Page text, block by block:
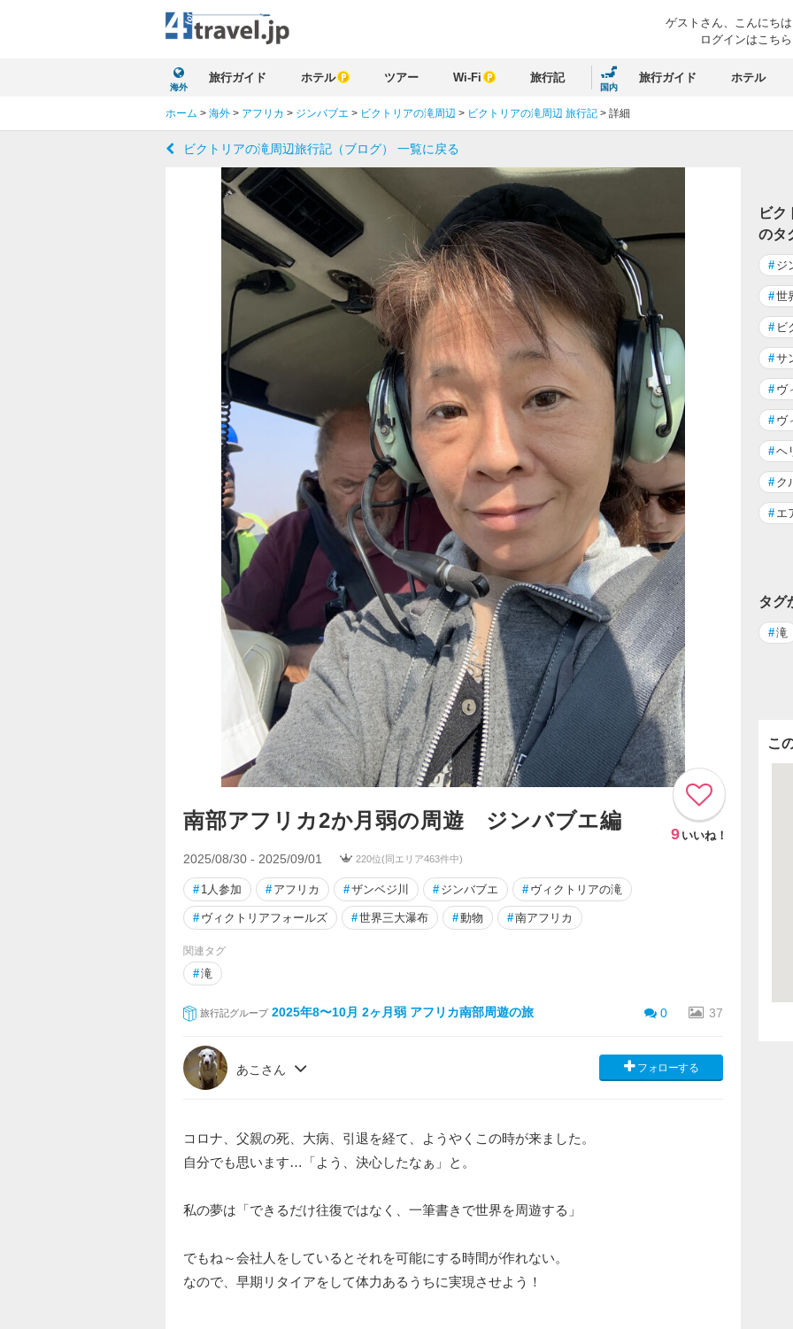
ゲストさん、 こんにちは
ログインはこちら
海外
旅行ガイド ホテル ツアー Wi-Fi 旅行記
国内
旅行ガイド ホテル
ホーム > 海外 > アフリカ > ジンバブエ > ビクトリアの滝周辺 > ビクトリアの滝周辺 旅行記 > 詳細
ビクトリアの滝周辺旅行記（ブログ） 一覧に戻る
南部アフリカ2か月弱の周遊 ジンバブエ編
9 いいね！
2025/08/30 - 2025/09/01 220位(同エリア463件中)
# 1人参加 # アフリカ #ザンベジ川 # ジンバブエ # ヴィクトリアの滝
# ヴィクトリアフォールズ #世界三大瀑布 #動物 #南アフリカ
関連タグ
#滝
旅行記グループ 2025年8〜10月 2ヶ月弱 アフリカ南部周遊の旅 0 37
あこさん フォローする
コロナ、父親の死、大病、引退を経て、ようやくこの時が来ました。
自分でも思います…「よう、決心したなぁ」と。
私の夢は「できるだけ往復ではなく、一筆書きで世界を周遊する」
でもね～会社人をしているとそれを可能にする時間が作れない。
なので、早期リタイアをして体力あるうちに実現させよう！
ビク
のタ
# ジ
#世
# ビ
#サ
# ヴ
# ヴ
#ヘ
# ク
# エ
タグ
#滝
こ